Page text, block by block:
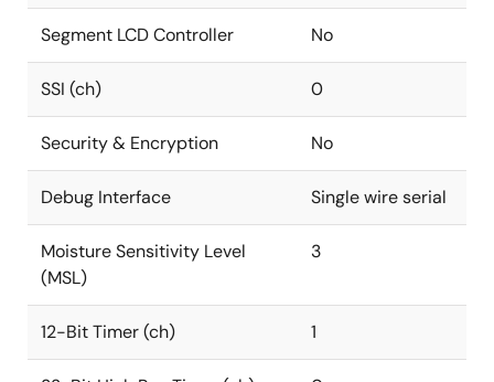
Segment LCD Controller No
SSI (ch) 0
Security & Encryption No
Debug Interface Single wire serial
Moisture Sensitivity Level
(MSL)
3
12-Bit Timer (ch) 1